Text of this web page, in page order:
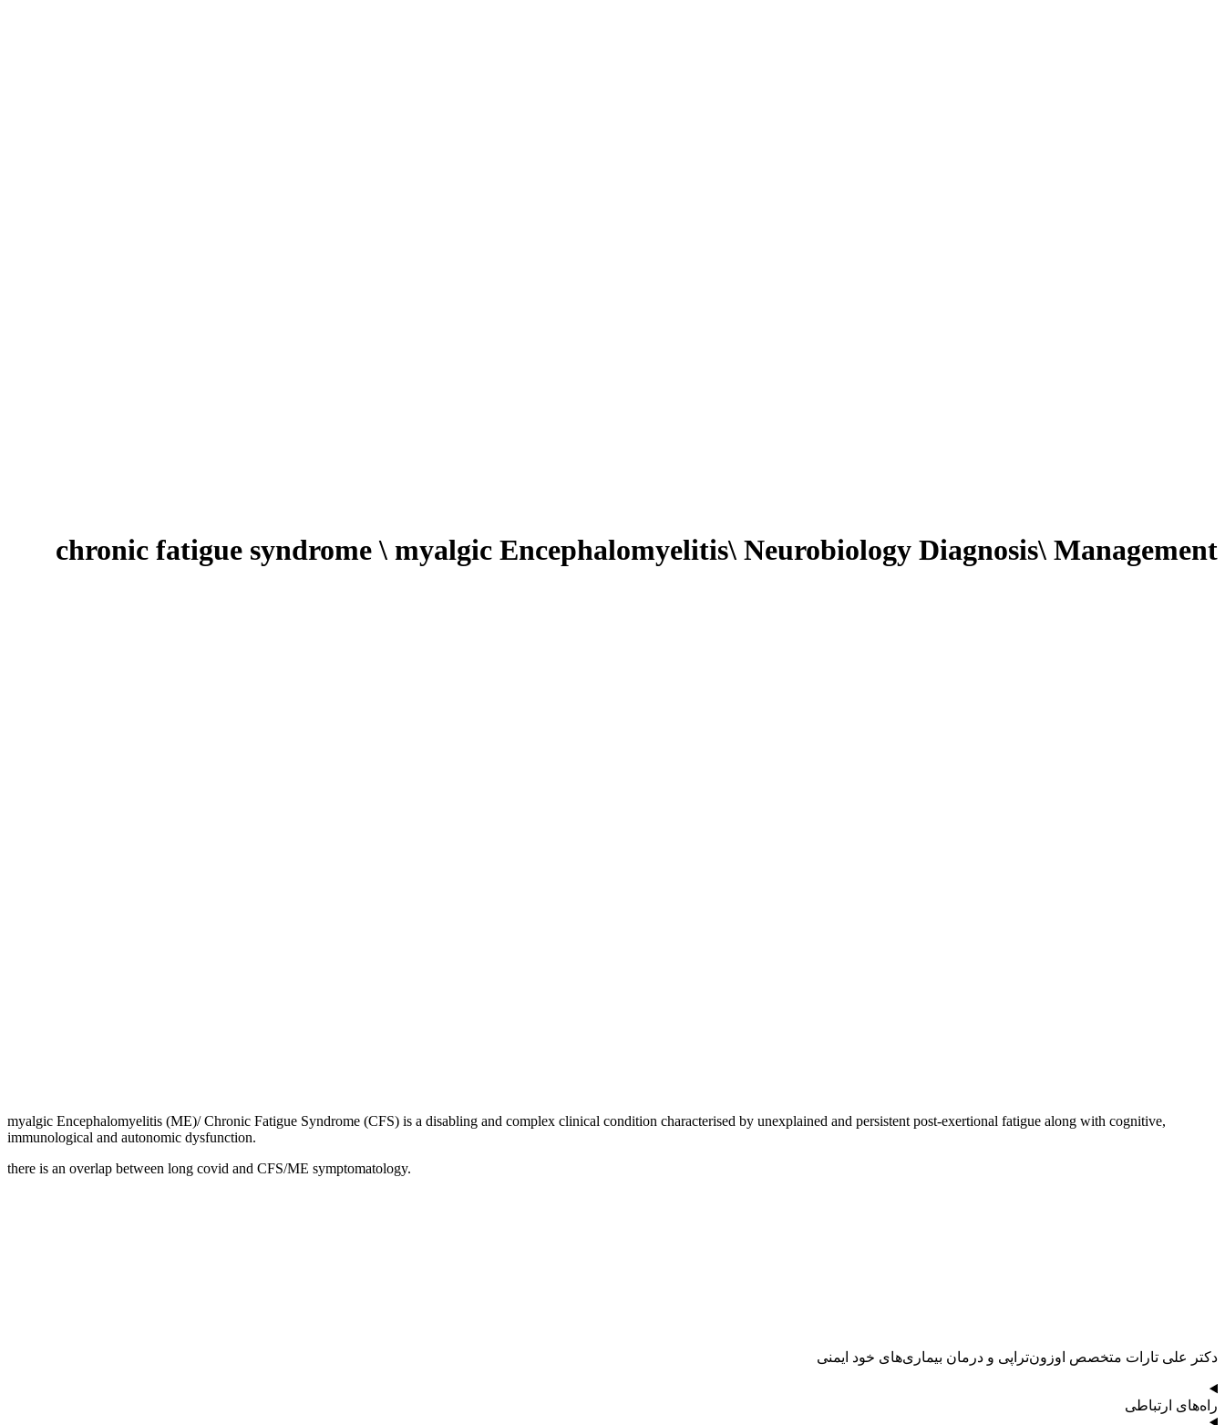
chronic fatigue syndrome \ myalgic Encephalomyelitis\ Neurobiology Diagnosis\ Management
myalgic Encephalomyelitis (ME)/ Chronic Fatigue Syndrome (CFS) is a disabling and complex clinical condition characterised by unexplained and persistent post-exertional fatigue along with cognitive,
immunological and autonomic dysfunction.
there is an overlap between long covid and CFS/ME symptomatology.
دکتر علی تارات متخصص اوزون‌تراپی و درمان بیماری‌های خود ایمنی
راه‌های ارتباطی